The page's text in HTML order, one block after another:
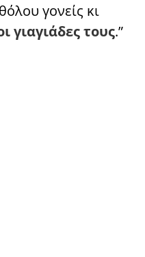
γονείς κι
γιαγιάδες τους.”